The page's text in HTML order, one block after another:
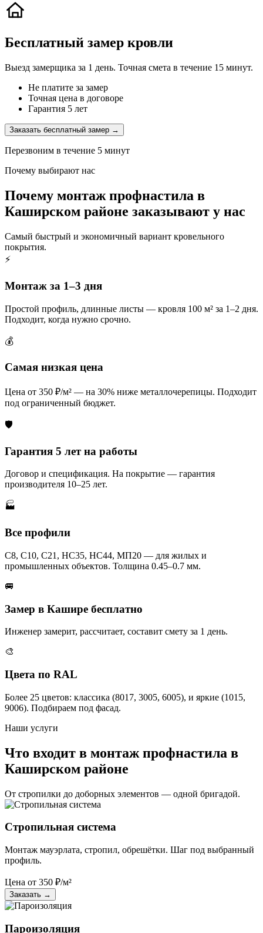
Бесплатный замер кровли
Выезд замерщика за 1 день. Точная смета в течение 15 минут.
Не платите за замер
Точная цена в договоре
Гарантия 5 лет
Заказать бесплатный замер →
Перезвоним в течение 5 минут
Почему выбирают нас
Почему монтаж профнастила в
Каширском районе заказывают у нас
Самый быстрый и экономичный вариант кровельного
покрытия.
⚡
Монтаж за 1–3 дня
Простой профиль, длинные листы — кровля 100 м² за 1–2 дня.
Подходит, когда нужно срочно.
💰
Самая низкая цена
Цена от 350 ₽/м² — на 30% ниже металлочерепицы. Подходит
под ограниченный бюджет.
🛡️
Гарантия 5 лет на работы
Договор и спецификация. На покрытие — гарантия
производителя 10–25 лет.
🏭
Все профили
С8, С10, С21, НС35, НС44, МП20 — для жилых и
промышленных объектов. Толщина 0.45–0.7 мм.
🚐
Замер в Кашире бесплатно
Инженер замерит, рассчитает, составит смету за 1 день.
🎨
Цвета по RAL
Более 25 цветов: классика (8017, 3005, 6005), и яркие (1015,
9006). Подбираем под фасад.
Наши услуги
Что входит в монтаж профнастила в
Каширском районе
От стропилки до доборных элементов — одной бригадой.
Стропильная система
Монтаж мауэрлата, стропил, обрешётки. Шаг под выбранный
профиль.
Цена от 350 ₽/м²
Заказать →
Пароизоляция